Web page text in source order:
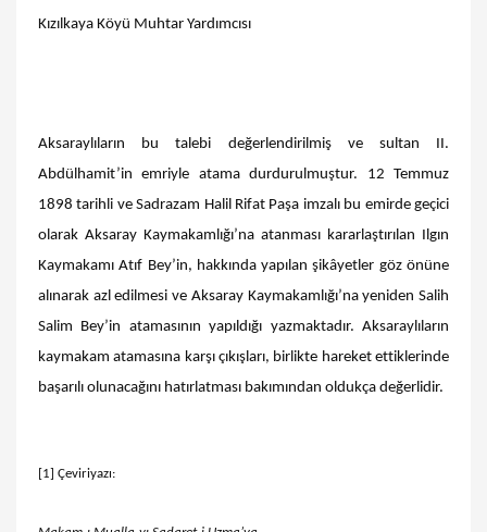
Kızılkaya Köyü Muhtar Yardımcısı
Aksaraylıların bu talebi değerlendirilmiş ve sultan II.
Abdülhamit’in emriyle atama durdurulmuştur. 12 Temmuz
1898 tarihli ve Sadrazam Halil Rifat Paşa imzalı bu emirde geçici
olarak Aksaray Kaymakamlığı’na atanması kararlaştırılan Ilgın
Kaymakamı Atıf Bey’in, hakkında yapılan şikâyetler göz önüne
alınarak azl edilmesi ve Aksaray Kaymakamlığı’na yeniden Salih
Salim Bey’in atamasının yapıldığı yazmaktadır. Aksaraylıların
kaymakam atamasına karşı çıkışları, birlikte hareket ettiklerinde
başarılı olunacağını hatırlatması bakımından oldukça değerlidir.
[1] Çeviriyazı: